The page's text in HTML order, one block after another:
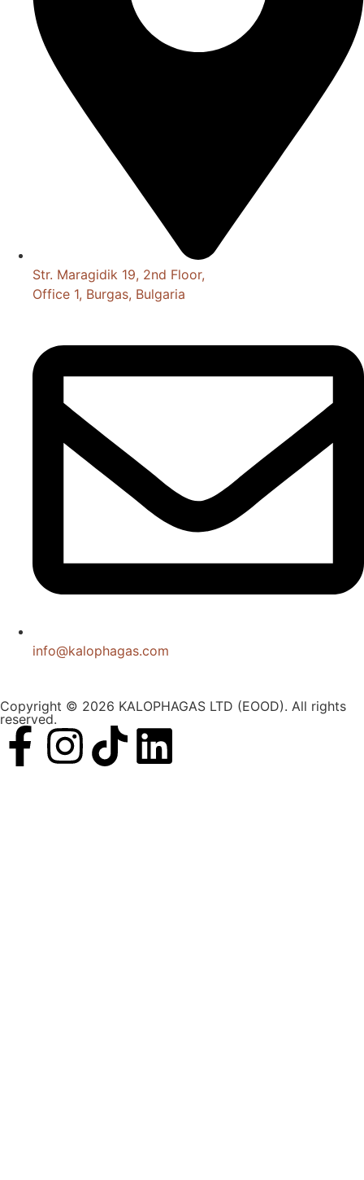
Str. Maragidik 19, 2nd Floor,
Office 1, Burgas, Bulgaria
info@kalophagas.com
Copyright © 2026 KALOPHAGAS LTD (EOOD). All rights
reserved.